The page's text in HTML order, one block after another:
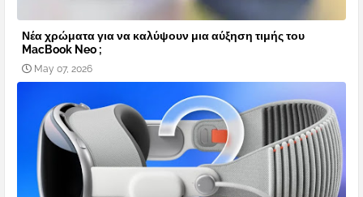
Νέα χρώματα για να καλύψουν μια αύξηση τιμής του
MacBook Neo ;
May 07, 2026